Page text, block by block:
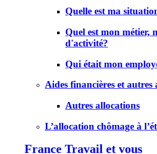
Quelle est ma
Quel est mon métier,
d'activité?
Qui était mon
Aides financières et autres
Autres allocations
L’allocation chômage à
France Travail et vous